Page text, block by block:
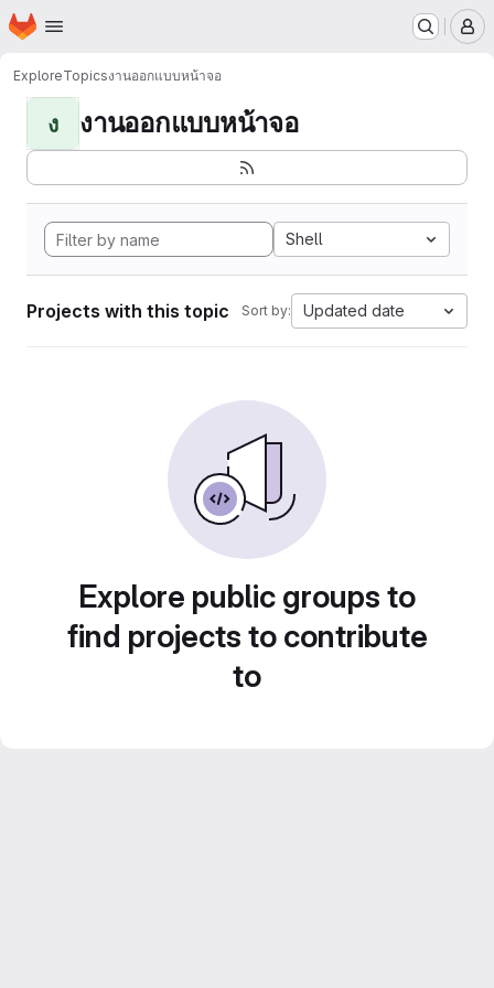
Skip to main content
Homepage
ExploreTopicsงานออกแบบหน้าจอ
ง งานออกแบบหน้าจอ
Shell
Projects with this topic Sort by: Updated date
Explore public groups to
find projects to contribute
to